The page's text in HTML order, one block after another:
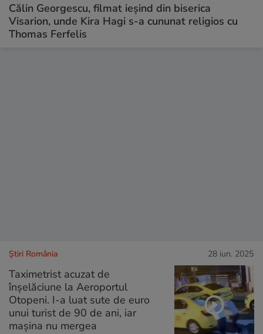
Călin Georgescu, filmat ieșind din biserica
Visarion, unde Kira Hagi s-a cununat religios cu
Thomas Ferfelis
Știri România 28 iun. 2025
Taximetrist acuzat de
înșelăciune la Aeroportul
Otopeni. I-a luat sute de euro
unui turist de 90 de ani, iar
mașina nu mergea